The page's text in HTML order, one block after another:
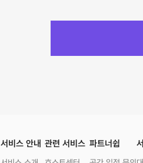
서비스 안내 관련 서비스 파트너쉽